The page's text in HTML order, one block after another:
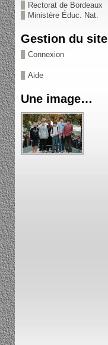
Rectorat de Bordeaux
Ministère Éduc. Nat.
Gestion du site
Connexion
Aide
Une image…